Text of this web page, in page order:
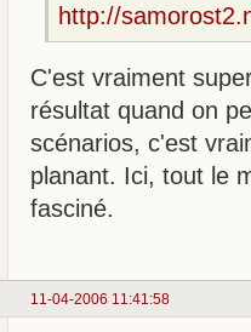
http://
C'est vraiment
résultat quand on
scénarios, c'est
planant. Ici, tout le
fasciné.
11-04-2006 11:41:58